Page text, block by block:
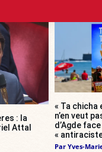
: la
Attal
« Ta chicha
n’en veut
d’Agde
«
Par Yves-